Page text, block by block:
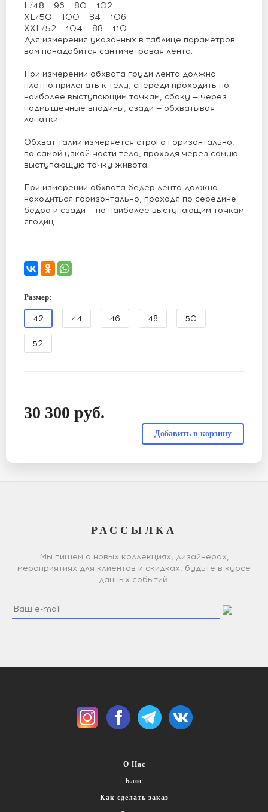
L/48 96 80 102
XL/50 100 84 106
XXL/52 104 88 110
Для измерения указанных в таблице параметров
вам понадобится сантиметровая лента.
При измерении обхвата груди лента должна
плотно прилегать к телу, спереди проходить по
наиболее выступающим точкам, сбоку — через
подмышечные впадины, сзади — обхватывая
лопатки.
Обхват талии измеряется строго горизонтально,
по самой узкой части тела, проходя через самую
выступающую точку живота.
При измерении обхвата бедер лента должна
находиться горизонтально, проходя по середине
бедра и сзади — по наиболее выступающим точкам
ягодиц.
Размер:
42 44 46 48 50
52
30 300 руб.
РАССЫЛКА
Мы пишем о новых коллекциях, дизайнерах,
мероприятиях для клиентов и скидках, будьте в курсе
данных событий
О Нас
Блог
Как сделать заказ